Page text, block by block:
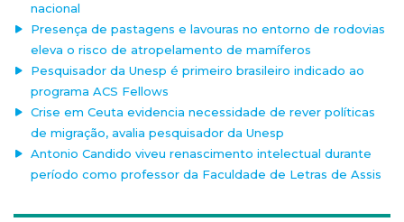
nacional
Presença de pastagens e lavouras no entorno de rodovias
eleva o risco de atropelamento de mamíferos
Pesquisador da Unesp é primeiro brasileiro indicado ao
programa ACS Fellows
Crise em Ceuta evidencia necessidade de rever políticas
de migração, avalia pesquisador da Unesp
Antonio Candido viveu renascimento intelectual durante
período como professor da Faculdade de Letras de Assis